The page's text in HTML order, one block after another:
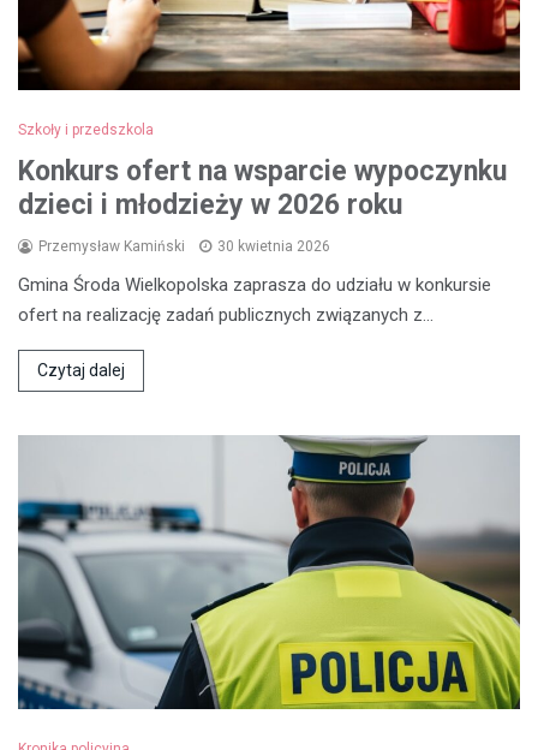
Szkoły i przedszkola
Konkurs ofert na wsparcie wypoczynku
dzieci i młodzieży w 2026 roku
Przemysław Kamiński 30 kwietnia 2026
Gmina Środa Wielkopolska zaprasza do udziału w konkursie
ofert na realizację zadań publicznych związanych z…
Czytaj dalej